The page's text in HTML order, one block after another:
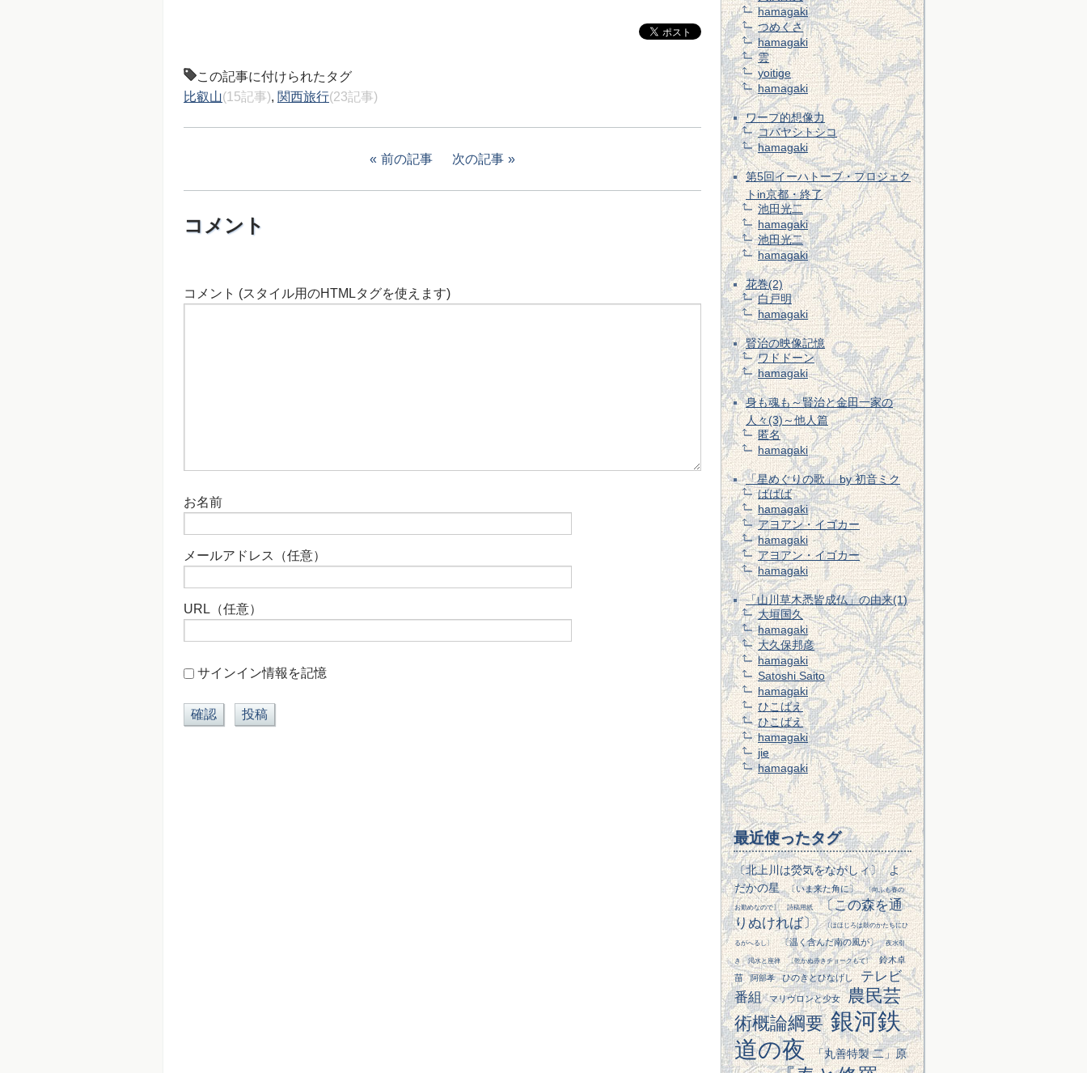
この記事に付けられたタグ
比叡山(15記事), 関西旅行(23記事)
前の記事 次の記事
コメント
コメント (スタイル用のHTMLタグを使えます)
お名前
メールアドレス（任意）
URL（任意）
サインイン情報を記憶
hamagaki
つめくさ
hamagaki
雲
yoitige
hamagaki
ワープ的想像力
コバヤシトシコ
hamagaki
第5回イーハトーブ・プロジェク
トin京都・終了
池田光二
hamagaki
池田光二
hamagaki
花巻(2)
白戸明
hamagaki
賢治の映像記憶
ワドドーン
hamagaki
身も魂も～賢治と金田一家の
人々(3)～他人篇
匿名
hamagaki
「星めぐりの歌」 by 初音ミク
ばばば
hamagaki
アヨアン・イゴカー
hamagaki
アヨアン・イゴカー
hamagaki
「山川草木悉皆成仏」の由来(1)
大垣国久
hamagaki
大久保邦彦
hamagaki
Satoshi Saito
hamagaki
ひこばえ
ひこばえ
hamagaki
jie
hamagaki
最近使ったタグ
〔北上川は熒気をながしィ〕 よ
だかの星
〔いま来た角に〕 〔向ふも春の
お勤めなので〕 詩稿用紙
〔この森を通
りぬければ〕
〔ほほじろは鼓のかたちにひ
るがへるし〕 〔温く含んだ南の風が〕 夜水引
き 渇水と座禅 〔乾かぬ赤きチョークもて〕
鈴木卓
苗
阿部孝 ひのきとひなげし
テレビ
番組
マリヴロンと少女
農民芸
術概論綱要 銀河鉄
道の夜
「丸善特製 二」原